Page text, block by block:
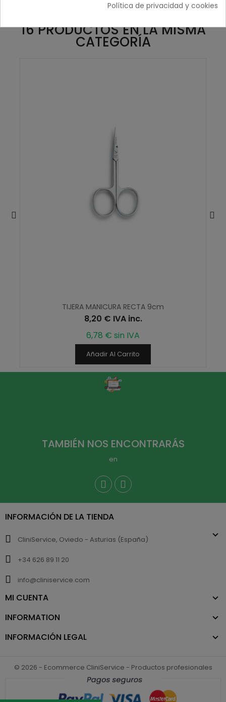
16 PRODUCTOS EN LA MISMA
CATEGORÍA
TIJERA MANICURA RECTA 9cm
8,20 € IVA inc.
6,78 € sin IVA
Añadir Al Carrito
TAMBIÉN NOS ENCONTRARÁS
en
INFORMACIÓN DE LA TIENDA
CliniService, Oviedo - Asturias (España)
+34 626 89 11 20
info@cliniservice.com
MI CUENTA
INFORMATION
INFORMACIÓN LEGAL
© 2026 - Ecommerce CliniService - Productos profesionales
Política de privacidad y cookies